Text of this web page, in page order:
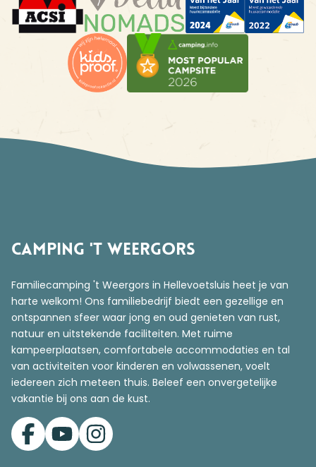
Camping 't Weergors
Familiecamping 't Weergors in Hellevoetsluis heet je van
harte welkom! Ons familiebedrijf biedt een gezellige en
ontspannen sfeer waar jong en oud genieten van rust,
natuur en uitstekende faciliteiten. Met ruime
kampeerplaatsen, comfortabele accommodaties en tal
van activiteiten voor kinderen en volwassenen, voelt
iedereen zich meteen thuis. Beleef een onvergetelijke
vakantie bij ons aan de kust.